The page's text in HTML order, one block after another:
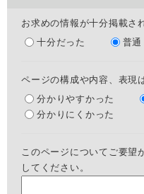
お求めの情報が十分掲載さ
十分だった
普通
ページの構成や内容、表現
分かりやすかった
分かりにくかった
このページについてご要望
してください。